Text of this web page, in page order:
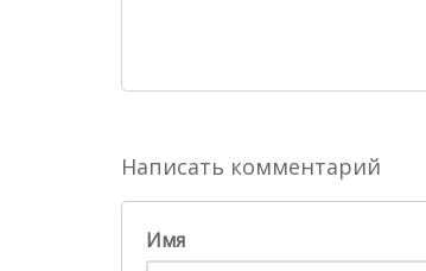
Написать комментарий
Имя